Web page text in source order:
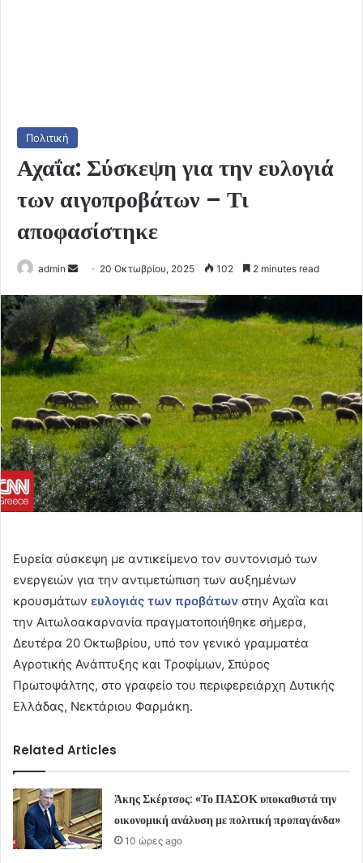
Πολιτική
Αχαΐα: Σύσκεψη για την ευλογιά
των αιγοπροβάτων – Τι
αποφασίστηκε
admin
Send
email
20 Οκτωβρίου, 2025 102 2 minutes read
Ευρεία σύσκεψη με αντικείμενο τον συντονισμό των
ενεργειών για την αντιμετώπιση των αυξημένων
κρουσμάτων ευλογιάς των προβάτων στην Αχαΐα και
την Αιτωλοακαρνανία πραγματοποιήθηκε σήμερα,
Δευτέρα 20 Οκτωβρίου, υπό τον γενικό γραμματέα
Αγροτικής Ανάπτυξης και Τροφίμων, Σπύρος
Πρωτοψάλτης, στο γραφείο του περιφερειάρχη Δυτικής
Ελλάδας, Νεκτάριου Φαρμάκη.
Related Articles
Άκης Σκέρτσος: «Το ΠΑΣΟΚ υποκαθιστά την
οικονομική ανάλυση με πολιτική προπαγάνδα»
10 ώρες ago